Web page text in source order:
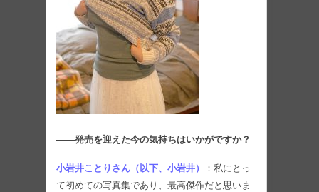
――発売を迎えた今の気持ちはいかがですか？
小岩井ことりさん（以下、小岩井）
：私にとっ
て初めての写真集であり、最高傑作だと思いま